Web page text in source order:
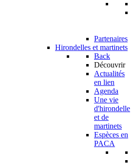
Partenaires
Hirondelles et martinets
Back
Découvrir
Actualités
en lien
Agenda
Une vie
d'hirondelle
et de
martinets
Espèces en
PACA